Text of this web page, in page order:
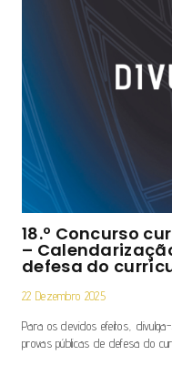
18.º Concurso
–
defesa do
22 Dezembro 2025
Para os devidos efeitos,
provas públicas de defesa do